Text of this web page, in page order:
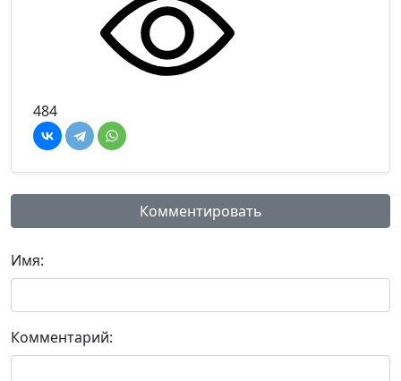
484
Комментировать
Имя:
Комментарий: